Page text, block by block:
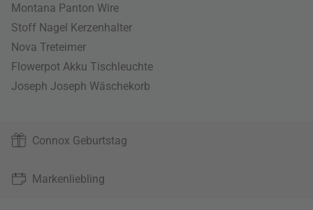
Montana Panton Wire
Stoff Nagel Kerzenhalter
Nova Treteimer
Flowerpot Akku Tischleuchte
Joseph Joseph Wäschekorb
Connox Geburtstag
Markenliebling